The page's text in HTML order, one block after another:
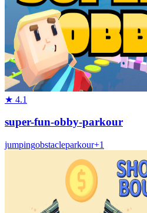
★ 4.1
super-fun-obby-parkour
jumpingobstacleparkour+1